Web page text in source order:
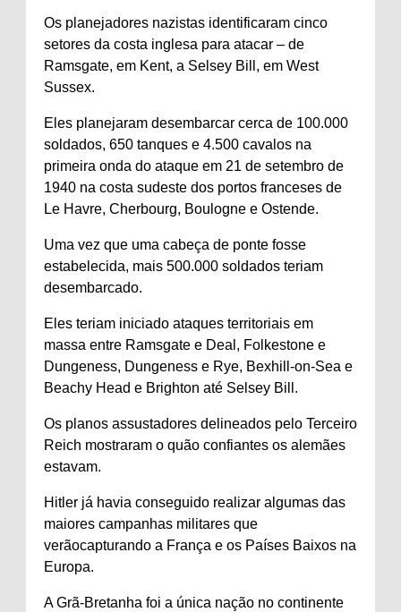
Os planejadores nazistas identificaram cinco
setores da costa inglesa para atacar – de
Ramsgate, em Kent, a Selsey Bill, em West
Sussex.
Eles planejaram desembarcar cerca de 100.000
soldados, 650 tanques e 4.500 cavalos na
primeira onda do ataque em 21 de setembro de
1940 na costa sudeste dos portos franceses de
Le Havre, Cherbourg, Boulogne e Ostende.
Uma vez que uma cabeça de ponte fosse
estabelecida, mais 500.000 soldados teriam
desembarcado.
Eles teriam iniciado ataques territoriais em
massa entre Ramsgate e Deal, Folkestone e
Dungeness, Dungeness e Rye, Bexhill-on-Sea e
Beachy Head e Brighton até Selsey Bill.
Os planos assustadores delineados pelo Terceiro
Reich mostraram o quão confiantes os alemães
estavam.
Hitler já havia conseguido realizar algumas das
maiores campanhas militares que
verãocapturando a França e os Países Baixos na
Europa.
A Grã-Bretanha foi a única nação no continente